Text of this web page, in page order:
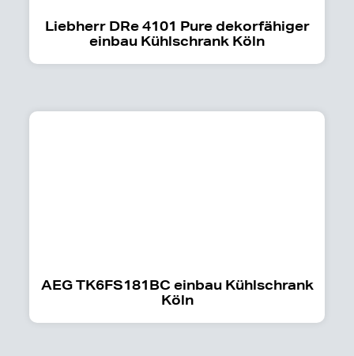
Liebherr DRe 4101 Pure dekorfähiger
einbau Kühlschrank Köln
AEG TK6FS181BC einbau Kühlschrank
Köln